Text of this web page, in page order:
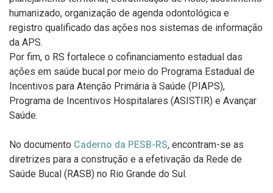
humanizado, organização de agenda odontológica e
registro qualificado das ações nos sistemas de informação
da APS.
Por fim, o RS fortalece o cofinanciamento estadual das
ações em saúde bucal por meio do Programa Estadual de
Incentivos para Atenção Primária à Saúde (PIAPS),
Programa de Incentivos Hospitalares (ASISTIR) e Avançar
Saúde.
No documento Caderno da PESB-RS, encontram-se as
diretrizes para a construção e a efetivação da Rede de
Saúde Bucal (RASB) no Rio Grande do Sul.